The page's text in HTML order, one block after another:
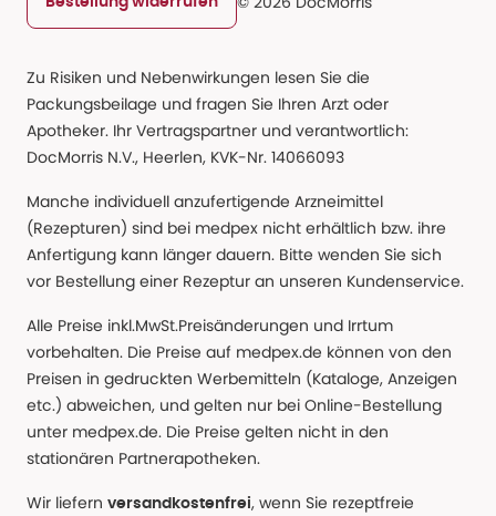
Zu Risiken und Nebenwirkungen lesen Sie die
Packungsbeilage und fragen Sie Ihren Arzt oder
Apotheker. Ihr Vertragspartner und verantwortlich:
DocMorris N.V., Heerlen, KVK-Nr. 14066093
Manche individuell anzufertigende Arzneimittel
(Rezepturen) sind bei medpex nicht erhältlich bzw. ihre
Anfertigung kann länger dauern. Bitte wenden Sie sich
vor Bestellung einer Rezeptur an unseren Kundenservice.
Alle Preise inkl.MwSt.Preisänderungen und Irrtum
vorbehalten. Die Preise auf medpex.de können von den
Preisen in gedruckten Werbemitteln (Kataloge, Anzeigen
etc.) abweichen, und gelten nur bei Online-Bestellung
unter medpex.de. Die Preise gelten nicht in den
stationären Partnerapotheken.
Wir liefern versandkostenfrei, wenn Sie rezeptfreie